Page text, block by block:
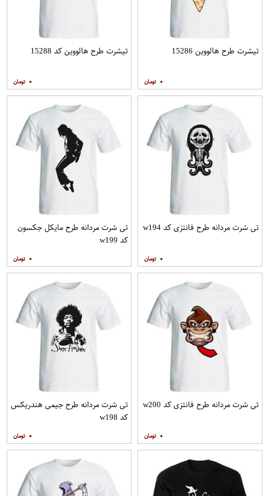
تیشرت طرح هالووین 15286
۰
تیشرت طرح هالووین کد 15288
۰
تی شرت مردانه طرح فانتزی کد w194
۰
تی شرت مردانه طرح مایکل جکسون
کد w199
۰
تی شرت مردانه طرح فانتزی کد w200
۰
تی شرت مردانه طرح جیمی هندریکس
کد w198
۰